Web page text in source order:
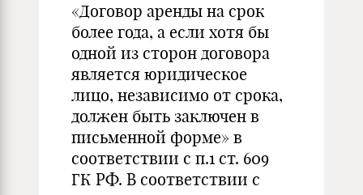
«Договор аренды на срок
более года, а если хотя бы
одной из сторон договора
является юридическое
лицо, независимо от срока,
должен быть заключен в
письменной форме» в
соответствии с п.1 ст. 609
ГК РФ. В соответствии с